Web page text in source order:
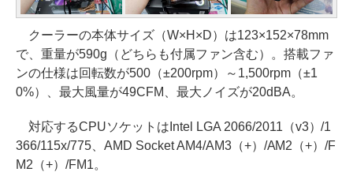
クーラーの本体サイズ（W×H×D）は123×152×78mm
で、重量が590g（どちらも付属ファン含む）。搭載ファ
ンの仕様は回転数が500（±200rpm）～1,500rpm（±1
0%）、最大風量が49CFM、最大ノイズが20dBA。
対応するCPUソケットはIntel LGA 2066/2011（v3）/1
366/115x/775、AMD Socket AM4/AM3（+）/AM2（+）/F
M2（+）/FM1。